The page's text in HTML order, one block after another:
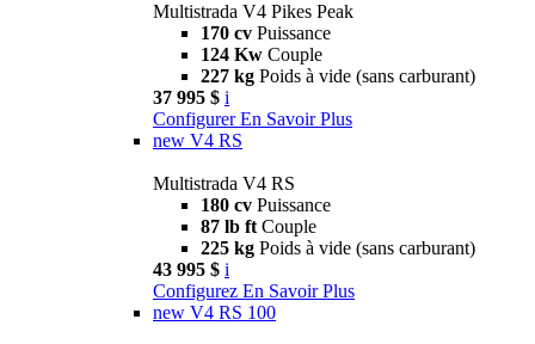
Multistrada V4 Pikes Peak
170 cv Puissance
124 Kw Couple
227 kg Poids à vide (sans carburant)
37 995 $ i
Configurer En Savoir Plus
new V4 RS
Multistrada V4 RS
180 cv Puissance
87 lb ft Couple
225 kg Poids à vide (sans carburant)
43 995 $ i
Configurez En Savoir Plus
new V4 RS 100